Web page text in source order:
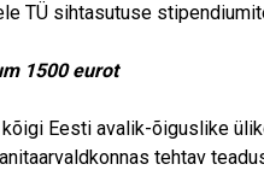
TÜ sihtasutuse
1500 eurot
Eesti avalik-õiguslike
tehtav